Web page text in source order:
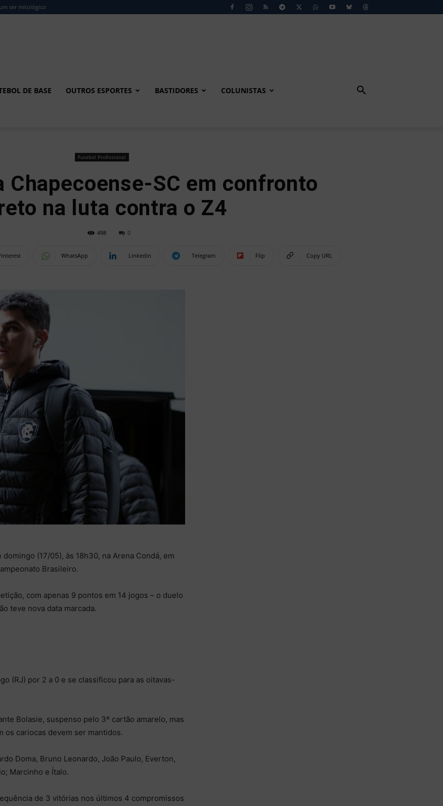
ser mitológico
DE BASE OUTROS ESPORTES BASTIDORES COLUNISTAS
Futebol Profissional
Chapecoense-SC em confronto
na luta contra o Z4
498 0
WhatsApp Linkedin Telegram Flip Copy URL
(17/05), às 18h30, na Arena Condá, em
Brasileiro.
com apenas 9 pontos em 14 jogos – o duelo
teve nova data marcada.
(RJ) por 2 a 0 e se classificou para as oitavas-
Bolasie, suspenso pelo 3º cartão amarelo, mas
os cariocas devem ser mantidos.
Doma, Bruno Leonardo, João Paulo, Everton,
Marcinho e Ítalo.
de 3 vitórias nos últimos 4 compromissos